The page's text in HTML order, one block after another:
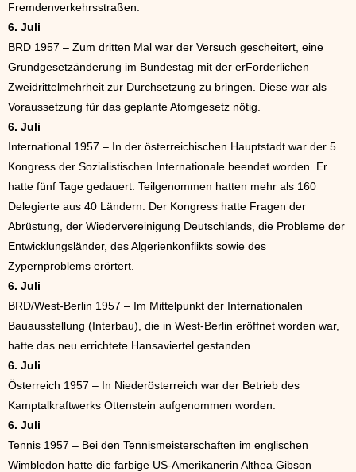
Fremdenverkehrsstraßen.
6. Juli
BRD 1957 – Zum dritten Mal war der Versuch gescheitert, eine
Grundgesetzänderung im Bundestag mit der erForderlichen
Zweidrittelmehrheit zur Durchsetzung zu bringen. Diese war als
Voraussetzung für das geplante Atomgesetz nötig.
6. Juli
International 1957 – In der österreichischen Hauptstadt war der 5.
Kongress der Sozialistischen Internationale beendet worden. Er
hatte fünf Tage gedauert. Teilgenommen hatten mehr als 160
Delegierte aus 40 Ländern. Der Kongress hatte Fragen der
Abrüstung, der Wiedervereinigung Deutschlands, die Probleme der
Entwicklungsländer, des Algerienkonflikts sowie des
Zypernproblems erörtert.
6. Juli
BRD/West-Berlin 1957 – Im Mittelpunkt der Internationalen
Bauausstellung (Interbau), die in West-Berlin eröffnet worden war,
hatte das neu errichtete Hansaviertel gestanden.
6. Juli
Österreich 1957 – In Niederösterreich war der Betrieb des
Kamptalkraftwerks Ottenstein aufgenommen worden.
6. Juli
Tennis 1957 – Bei den Tennismeisterschaften im englischen
Wimbledon hatte die farbige US-Amerikanerin Althea Gibson